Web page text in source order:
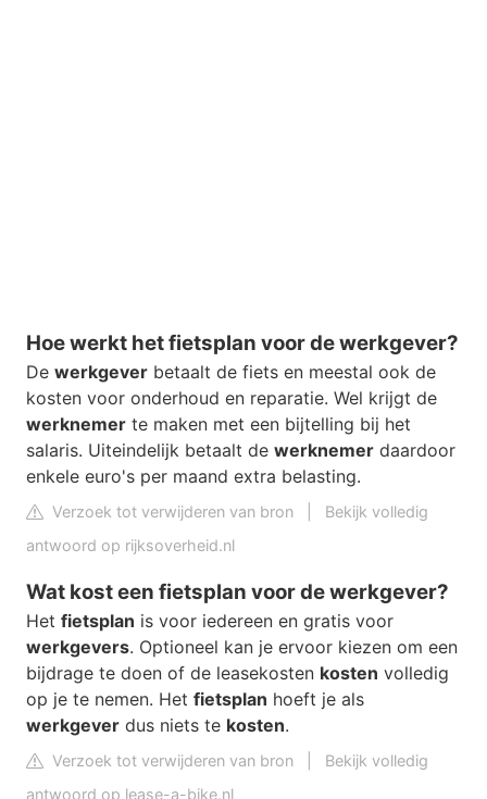
Hoe werkt het fietsplan voor de werkgever?
De werkgever betaalt de fiets en meestal ook de
kosten voor onderhoud en reparatie. Wel krijgt de
werknemer te maken met een bijtelling bij het
salaris. Uiteindelijk betaalt de werknemer daardoor
enkele euro's per maand extra belasting.
Verzoek tot verwijderen van bron
Bekijk volledig
antwoord op rijksoverheid.nl
Wat kost een fietsplan voor de werkgever?
Het fietsplan is voor iedereen en gratis voor
werkgevers. Optioneel kan je ervoor kiezen om een
bijdrage te doen of de leasekosten kosten volledig
op je te nemen. Het fietsplan hoeft je als
werkgever dus niets te kosten.
Verzoek tot verwijderen van bron
Bekijk volledig
antwoord op lease-a-bike.nl